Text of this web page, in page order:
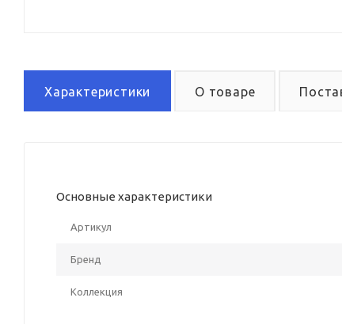
Характеристики О товаре
Основные характеристики
Артикул
Бренд
Коллекция